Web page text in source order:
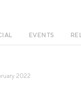
EVENTS
2022